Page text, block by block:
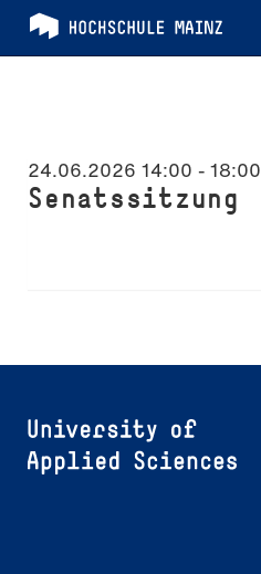
24.06.2026 14:00 - 18:00
Senatssitzung